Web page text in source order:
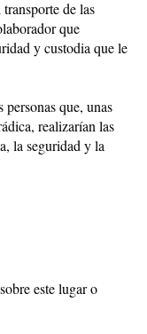
de las
que
y custodia que le
que, unas
realizarían las
la seguridad y la
este lugar o